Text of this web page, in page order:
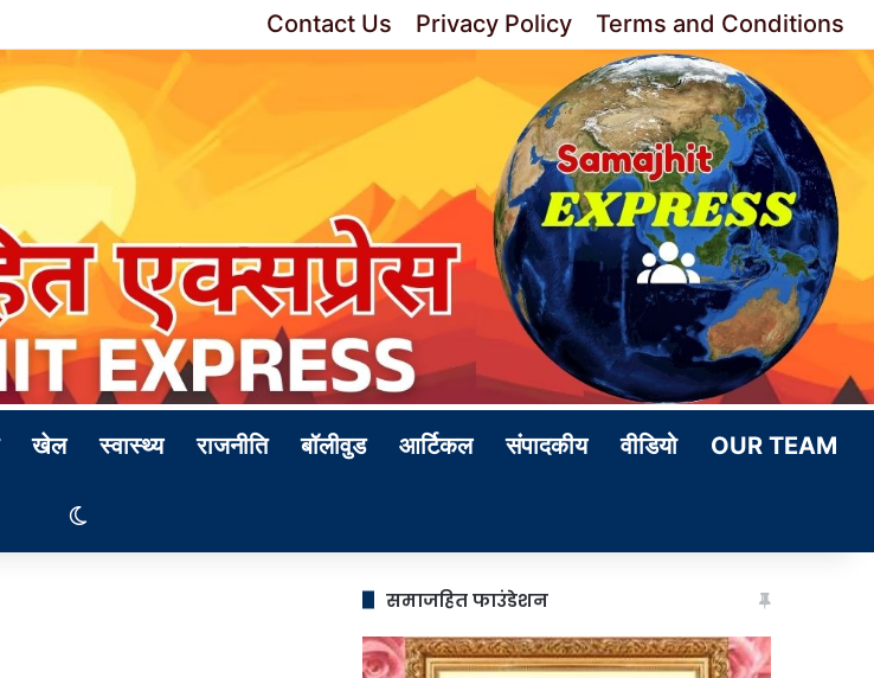
Contact Us Privacy Policy Terms and Conditions
खेल स्वास्थ्य राजनीति बॉलीवुड आर्टिकल संपादकीय वीडियो OUR TEAM
समाजहित फाउंडेशन